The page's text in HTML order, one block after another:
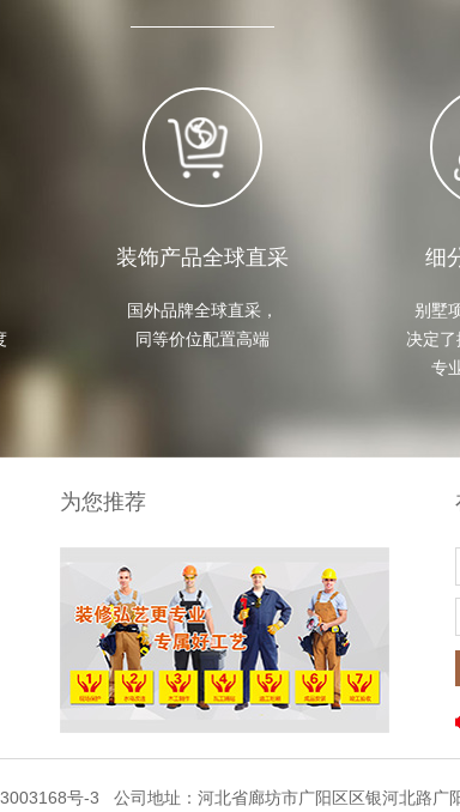
装饰产品全球直采
国外品牌全球直采，
同等价位配置高端
细
别墅
决定
专
为您推荐
号-3 公司地址：河北省廊坊市广阳区区银河北路广